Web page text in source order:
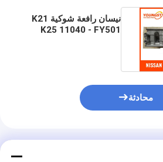
نيسان رافعة شوكية K21
K25 11040 - FY501
محادثة